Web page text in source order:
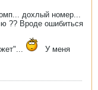
дохлый номер...
?? Вроде ошибиться
У меня